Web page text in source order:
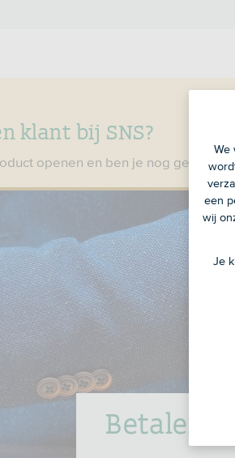
klant bij SNS?
openen en ben je nog geen
Betalen
We
een
wij
Je